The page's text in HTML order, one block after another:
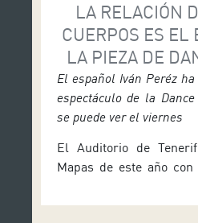
LA RELACIÓN
CUERPOS ES EL
LA PIEZA DE
El español Iván Peréz
espectáculo de la
se puede ver el viernes
El Auditorio de
Mapas de este año
ofrecer Bodies of